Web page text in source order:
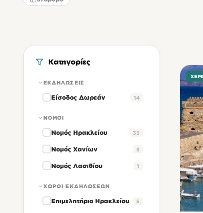
Κατηγορίες
ΕΚΔΗΛΏΣΕΙΣ
Είσοδος Δωρεάν 14
ΝΟΜΟΊ
Νομός Ηρακλείου 33
Νομός Χανίων 3
Νομός Λασιθίου 1
ΧΏΡΟΙ ΕΚΔΗΛΏΣΕΩΝ
Επιμελητήριο Ηρακλείου 5